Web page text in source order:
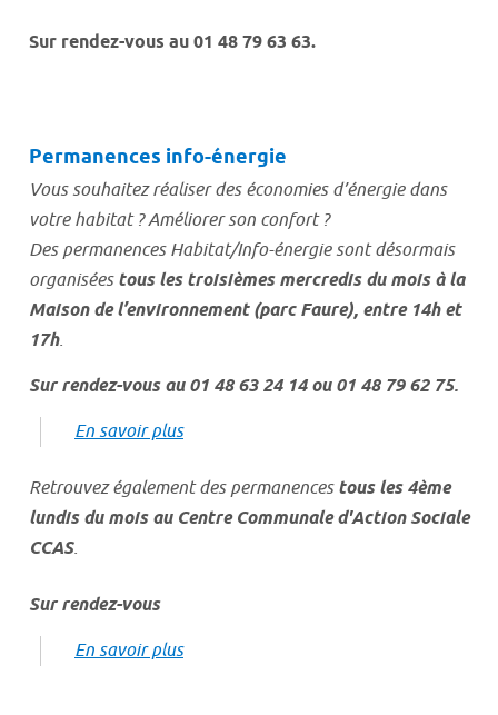
Sur rendez-vous au 01 48 79 63 63.
Permanences info-énergie
Vous souhaitez réaliser des économies d’énergie dans
votre habitat ? Améliorer son confort ?
Des permanences Habitat/Info-énergie sont désormais
organiséestous les troisièmes mercredis du mois à la
Maison de l’environnement (parc Faure), entre 14h et
17h.
Sur rendez-vous au 01 48 63 24 14 ou 01 48 79 62 75.
En savoir plus
Retrouvez également des permanences tous les 4ème
lundis du mois au Centre Communale d'Action Sociale
CCAS.
Sur rendez-vous
En savoir plus